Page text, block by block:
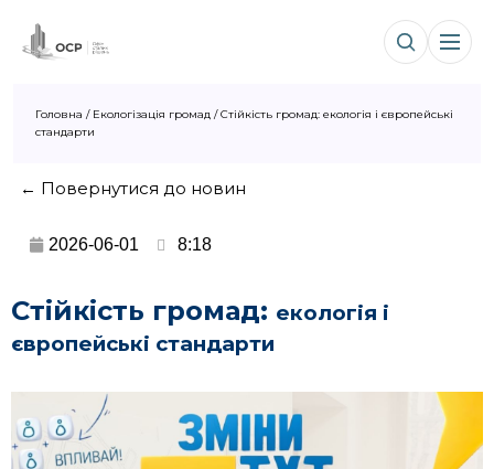
Головна / Екологізація громад /Стійкість громад: екологія і європейські
стандарти
← Повернутися до новин
2026-06-01 8:18
Стійкість громад: екологія і
європейські стандарти